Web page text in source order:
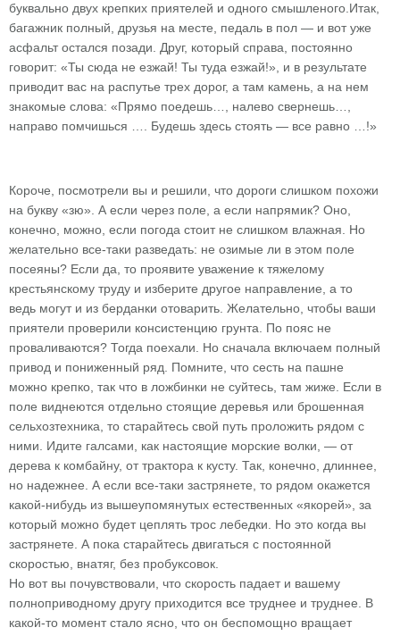
буквально двух крепких приятелей и одного смышленого.Итак,
багажник полный, друзья на месте, педаль в пол — и вот уже
асфальт остался позади. Друг, который справа, постоянно
говорит: «Ты сюда не езжай! Ты туда езжай!», и в результате
приводит вас на распутье трех дорог, а там камень, а на нем
знакомые слова: «Прямо поедешь…, налево свернешь…,
направо помчишься …. Будешь здесь стоять — все равно …!»
Короче, посмотрели вы и решили, что дороги слишком похожи
на букву «зю». А если через поле, а если напрямик? Оно,
конечно, можно, если погода стоит не слишком влажная. Но
желательно все-таки разведать: не озимые ли в этом поле
посеяны? Если да, то проявите уважение к тяжелому
крестьянскому труду и изберите другое направление, а то
ведь могут и из берданки отоварить. Желательно, чтобы ваши
приятели проверили консистенцию грунта. По пояс не
проваливаются? Тогда поехали. Но сначала включаем полный
привод и пониженный ряд. Помните, что сесть на пашне
можно крепко, так что в ложбинки не суйтесь, там жиже. Если в
поле виднеются отдельно стоящие деревья или брошенная
сельхозтехника, то старайтесь свой путь проложить рядом с
ними. Идите галсами, как настоящие морские волки, — от
дерева к комбайну, от трактора к кусту. Так, конечно, длиннее,
но надежнее. А если все-таки застрянете, то рядом окажется
какой-нибудь из вышеупомянутых естественных «якорей», за
который можно будет цеплять трос лебедки. Но это когда вы
застрянете. А пока старайтесь двигаться с постоянной
скоростью, внатяг, без пробуксовок.
Но вот вы почувствовали, что скорость падает и вашему
полноприводному другу приходится все труднее и труднее. В
какой-то момент стало ясно, что он беспомощно вращает